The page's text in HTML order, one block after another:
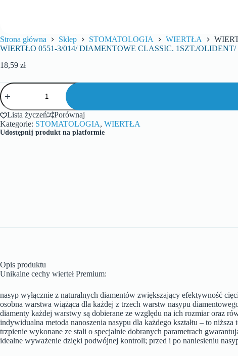
Strona główna Sklep STOMATOLOGIA WIERTŁA
WIERTŁO 0551-3/014/ DIAMENTOWE CLASSIC. 1SZT./OLIDENT/
18,59 zł
Lista życzeń
Porównaj
Kategorie: STOMATOLOGIA, WIERTŁA
Udostępnij produkt na platformie
Opis produktu
Unikalne cechy wierteł Premium:
nasyp wyłącznie z naturalnych diamentów zwiększający efektywność
osobna warstwa wiążąca dla każdej z trzech warstw nasypu
diamenty każdej warstwy są dobierane ze względu na ich rozmiar oraz
indywidualna metoda nanoszenia nasypu dla każdego kształtu – to
trzpienie wykonane ze stali o specjalnie dobranych parametrach
idealne wyważenie dzięki podwójnej kontroli; przed i po naniesieniu